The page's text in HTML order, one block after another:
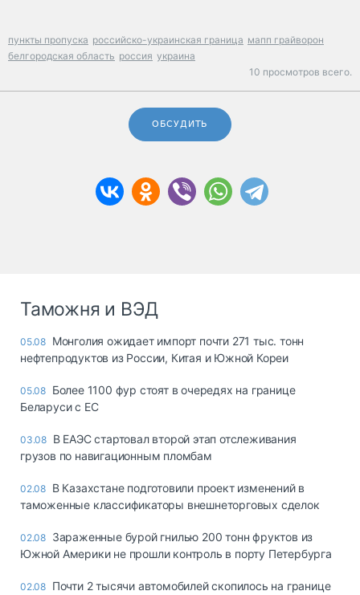
пункты пропуска российско-украинская граница мапп грайворон
белгородская область россия украина
10 просмотров всего.
ОБСУДИТЬ
Таможня и ВЭД
05.08 Монголия ожидает импорт почти 271 тыс. тонн
нефтепродуктов из России, Китая и Южной Кореи
05.08 Более 1100 фур стоят в очередях на границе
Беларуси с ЕС
03.08 В ЕАЭС стартовал второй этап отслеживания
грузов по навигационным пломбам
02.08 В Казахстане подготовили проект изменений в
таможенные классификаторы внешнеторговых сделок
02.08 Зараженные бурой гнилью 200 тонн фруктов из
Южной Америки не прошли контроль в порту Петербурга
02.08 Почти 2 тысячи автомобилей скопилось на границе